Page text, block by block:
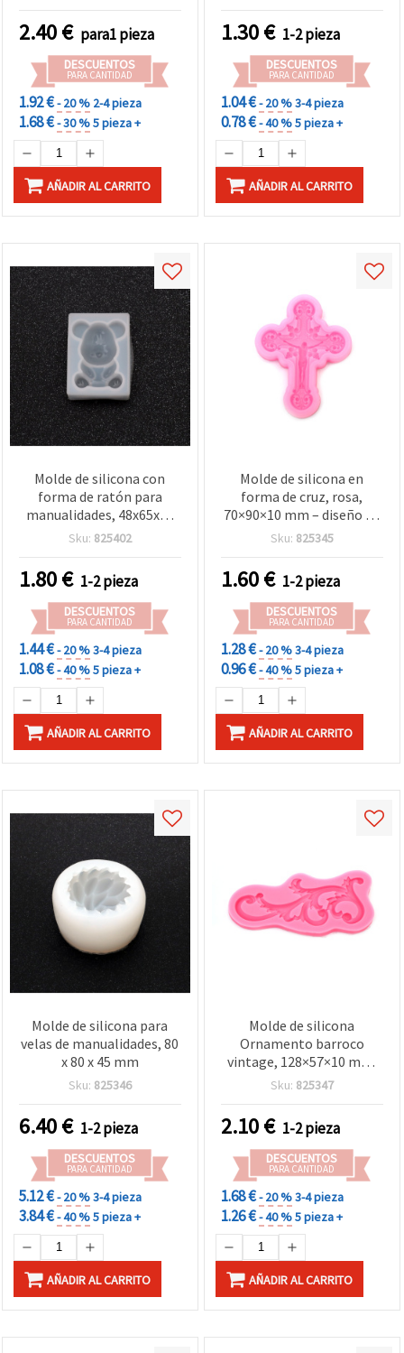
2.40€ para1 pieza
DESCUENTOS
PARA CANTIDAD
1.92 €- 20 % 2-4 pieza
1.68 €- 30 %5 pieza +
AÑADIR AL CARRITO
Arcilla Polimérica y Yeso;
DIY Bisutería, Colgantes,
Llaveros y Manualidades
Artísticas
1.30€ 1-2 pieza
DESCUENTOS
PARA CANTIDAD
1.04 €- 20 %3-4 pieza
0.78 €- 40 %5 pieza +
AÑADIR AL CARRITO
Molde de silicona con
forma de ratón para
manualidades, 48x65x22
mm
Sku: 825402
1.80€ 1-2 pieza
DESCUENTOS
PARA CANTIDAD
1.44 €- 20 %3-4 pieza
1.08 €- 40 %5 pieza +
AÑADIR AL CARRITO
Molde de silicona en
forma de cruz, rosa,
70×90×10 mm – diseño de
crucifijo ornamentado;
reutilizable para resina,
arcilla polimérica, jabón y
manualidades
Sku: 825345
1.60€ 1-2 pieza
DESCUENTOS
PARA CANTIDAD
1.28 €- 20 %3-4 pieza
0.96 €- 40 %5 pieza +
AÑADIR AL CARRITO
Molde de silicona para
velas de manualidades, 80
x 80 x 45 mm
Sku: 825346
6.40€ 1-2 pieza
DESCUENTOS
PARA CANTIDAD
5.12 €- 20 %3-4 pieza
3.84 €- 40 %5 pieza +
AÑADIR AL CARRITO
Molde de silicona
Ornamento barroco
vintage, 128×57×10 mm,
para resina, resina epoxi
yeso, manualidades DIY
Sku: 825347
2.10€ 1-2 pieza
DESCUENTOS
PARA CANTIDAD
1.68 €- 20 %3-4 pieza
1.26 €- 40 %5 pieza +
AÑADIR AL CARRITO